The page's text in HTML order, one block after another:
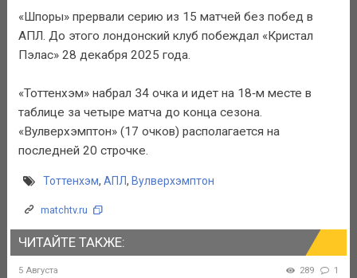
«Шпоры» прервали серию из 15 матчей без побед в
АПЛ. До этого лондонский клуб побеждал «Кристал
Пэлас» 28 декабря 2025 года.
«Тоттенхэм» набрал 34 очка и идет на 18‑м месте в
таблице за четыре матча до конца сезона.
«Вулверхэмптон» (17 очков) располагается на
последней 20 строчке.
Тоттенхэм, АПЛ, Вулверхэмптон
matchtv.ru
ЧИТАЙТЕ ТАКЖЕ:
5 Августа 289 1